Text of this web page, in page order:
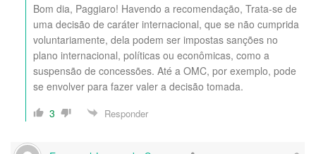
Bom dia, Paggiaro! Havendo a recomendação, Trata-se de
uma decisão de caráter internacional, que se não cumprida
voluntariamente, dela podem ser impostas sanções no
plano internacional, políticas ou econômicas, como a
suspensão de concessões. Até a OMC, por exemplo, pode
se envolver para fazer valer a decisão tomada.
3
Responder